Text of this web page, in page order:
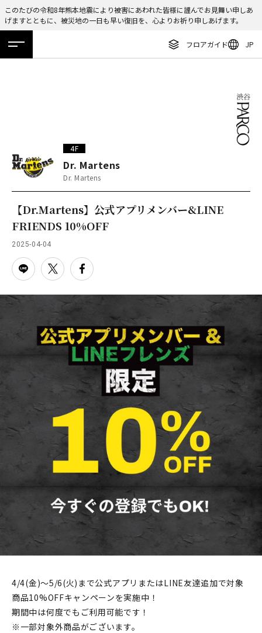
このたびの令和8年熊本地震により被害にあわれた皆様に謹んでお見舞い申しあ
げますとともに、被災地の一日も早い復旧を、心よりお祈り申しあげます。
フロアガイド JP
ホーム 特集 ニュース イベント アクセス
ニュース
TAX FREE
DELIVERY SERVICES
PARCOメンバーズ
オンラインストア
リクルート
ENGLISH
繁体字
4F
Dr. Martens
Dr. Martens
【Dr.Martens】公式アプリメンバー&LINE
FRIENDS 10%OFF
2025-04-04
4/4(金)〜5/6(火)まで公式アプリまたはLINE友達追加で対象
商品10%OFFキャンペーンを実施中！
期間中は何度でもご利用可能です！
※一部対象外商品がございます。